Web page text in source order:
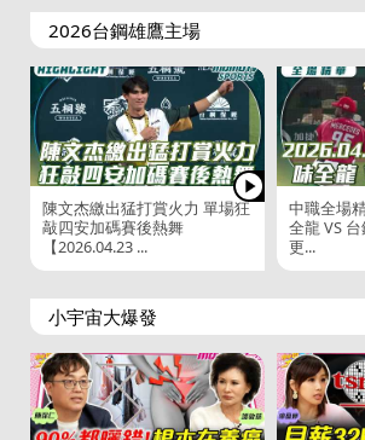
2026台鋼雄鷹主場
陳文杰繳出猛打賞火力 單場狂
敲四安加碼賽後熱舞
【2026.04.23 ...
中職全場
全龍 VS
更...
小宇宙大爆發